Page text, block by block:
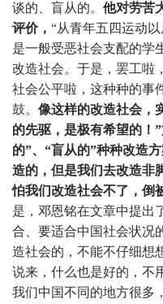
谈的、盲从的。 他对劳苦
评价， “从青年五四运动
是一般受恶社会支配的学
改造社会。于是，罢工啦
社会公平啦，这种种的事
鼓。 像这样的改造社会，
的先驱，是极有希望的！
的”、“盲从的”种种改造
造的，但是我们去改造非
怕我们改造社会不了，倒
是，邓恩铭在文章中提出
合、要适合中国社会状况
造社会的，不能不仔细想
说来，什么也是好的，不
我们中国不同的地方很多